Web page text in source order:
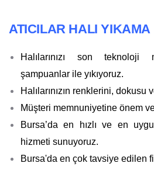
ATICILAR HALI YIKAMA
Halılarınızı son
şampuanlar ile yıkıyoruz.
Halılarınızın renklerini, dokusu
Müşteri memnuniyetine önem
Bursa’da en hızlı ve en
hizmeti sunuyoruz.
Bursa'da en çok tavsiye edilen